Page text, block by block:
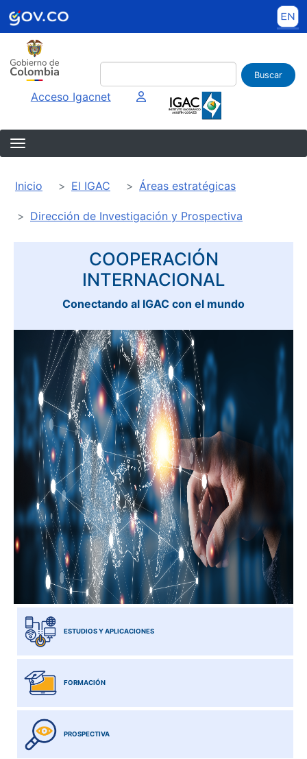
Pasar al contenido principal
Buscar
Acceso Igacnet Imagen interna
Sobrescribir enlaces de ayuda a la
Inicio El IGAC Áreas estratégicas
Dirección de Investigación y Prospectiva
COOPERACIÓN
INTERNACIONAL
Conectando al IGAC con el mundo
ESTUDIOS Y APLICACIONES
FORMACIÓN
PROSPECTIVA